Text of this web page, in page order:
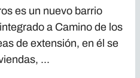
es un nuevo barrio
a Camino de los
de extensión, en él se
...